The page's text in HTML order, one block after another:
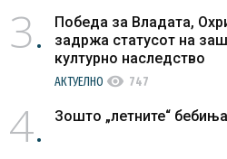
3
Победа за Владата,
задржа статусот на
културно наследство
АКТУЕЛНО visibility 747
4 Зошто „летните“